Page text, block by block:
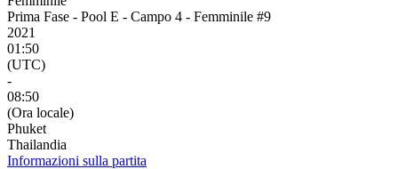
Prima Fase - Pool E - Campo 4 - Femminile #9
2021
01:50
(UTC)
-
08:50
(Ora locale)
Phuket
Thailandia
Informazioni sulla partita